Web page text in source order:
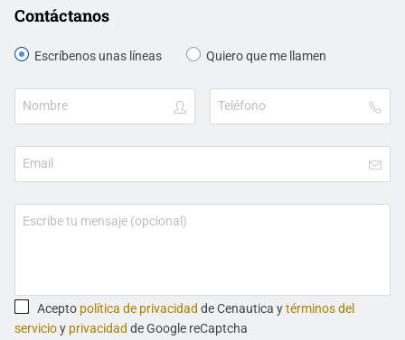
Contáctanos
Escríbenos unas líneas Quiero que me llamen
Acepto política de privacidad de Cenautica ytérminos del
servicioy privacidad de Google reCaptcha